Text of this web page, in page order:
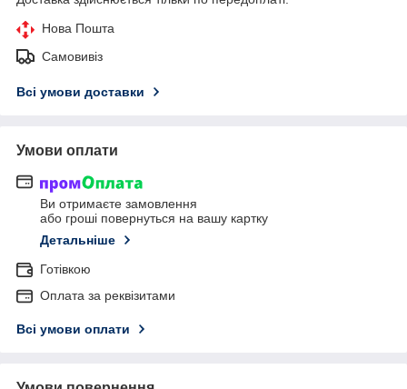
Нова Пошта
Самовивіз
Всі умови доставки
Умови оплати
Ви отримаєте замовлення
або гроші повернуться на вашу картку
Детальніше
Готівкою
Оплата за реквізитами
Всі умови оплати